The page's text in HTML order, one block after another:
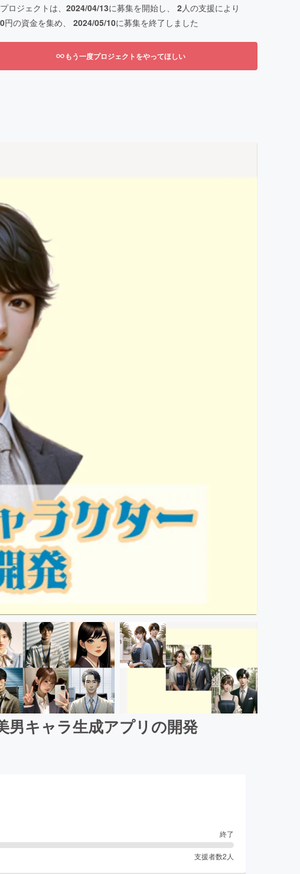
ロジェクトは、 2024/04/13に募集を開始し、 2人の支援により
円の資金を集め、 2024/05/10に募集を終了しました
もう一度プロジェクトをやってほしい
男キャラ生成アプリの開発
終了
支援者数2人